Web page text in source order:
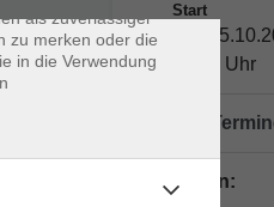
Start
Mo.
09:00 Uhr
20 -mal
Dozent*in:
als zuverlässiger
zu merken oder die
in die Verwendung